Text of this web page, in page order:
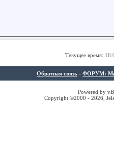
Текущее время:
Обратная связь - ФОРУМ:
Powered by
Copyright ©2000 - 2026,